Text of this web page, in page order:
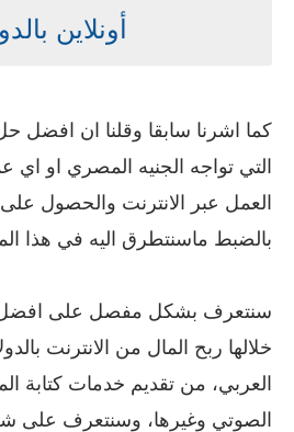
أونلاين
كما اشرنا سابقا وقلنا ان افضل
التي تواجه الجنيه المصري او اي
العمل عبر الانترنت والحصول على
بالضبط ماسنتطرق اليه في هذا
خلالها ربح المال من الانترنت
العربي، من تقديم خدمات كتابة
الصوتي وغيرها، وسنتعرف